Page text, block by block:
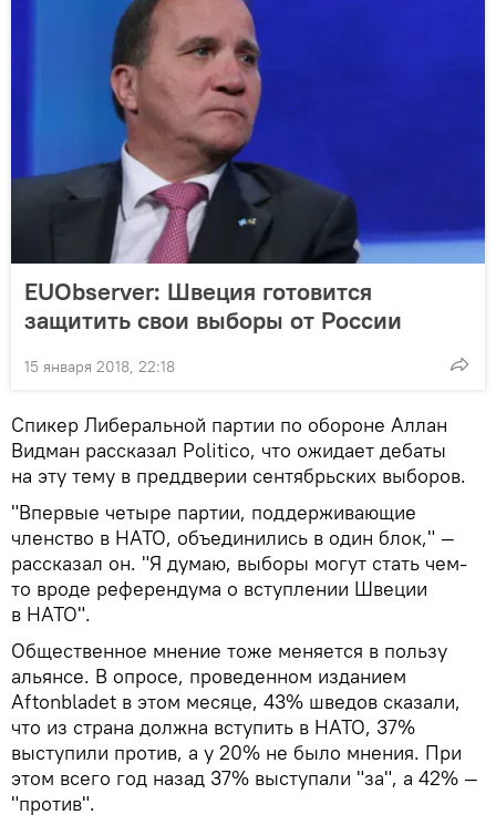
EUObserver: Швеция готовится
защитить свои выборы от России
15 января 2018, 22:18
Спикер Либеральной партии по обороне Аллан
Видман рассказал Politico, что ожидает дебаты
на эту тему в преддверии сентябрьских выборов.
"Впервые четыре партии, поддерживающие
членство в НАТО, объединились в один блок," —
рассказал он. "Я думаю, выборы могут стать чем-
то вроде референдума о вступлении Швеции
в НАТО".
Общественное мнение тоже меняется в пользу
альянсе. В опросе, проведенном изданием
Aftonbladet в этом месяце, 43% шведов сказали,
что из страна должна вступить в НАТО, 37%
выступили против, а у 20% не было мнения. При
этом всего год назад 37% выступали "за", а 42% —
"против".